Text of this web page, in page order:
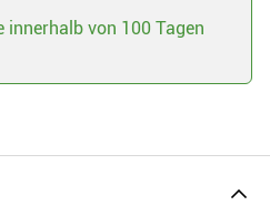
innerhalb von 100 Tagen